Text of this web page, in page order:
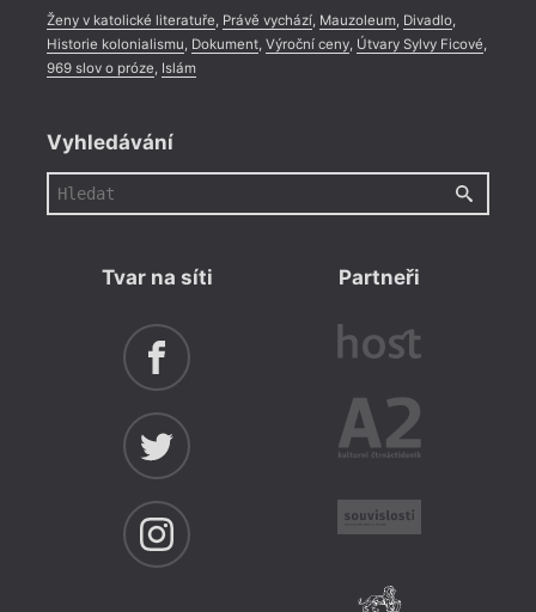
Ženy v katolické literatuře, Právě vychází, Mauzoleum, Divadlo,
Historie kolonialismu, Dokument, Výroční ceny, Útvary Sylvy Ficové,
969 slov o próze, Islám
Vyhledávání
Tvar na síti Partneři